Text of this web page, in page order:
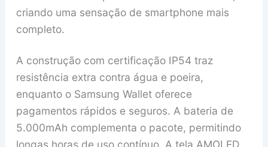
criando uma sensação de smartphone mais
completo.
A construção com certificação IP54 traz
resistência extra contra água e poeira,
enquanto o Samsung Wallet oferece
pagamentos rápidos e seguros. A bateria de
5.000mAh complementa o pacote, permitindo
longas horas de uso contínuo. A tela AMOLED